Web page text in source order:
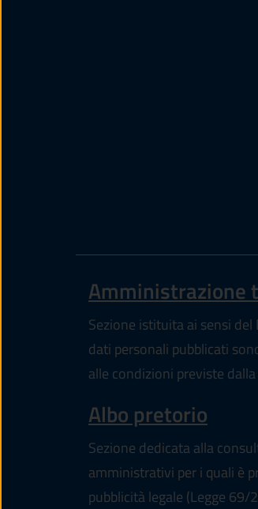
Amministrazione
Sezione istituita ai sensi
dati personali pubblicati
alle condizioni previste
Albo pretorio
Sezione dedicata alla
amministrativi per i quali è
pubblicità legale (Legge 69/